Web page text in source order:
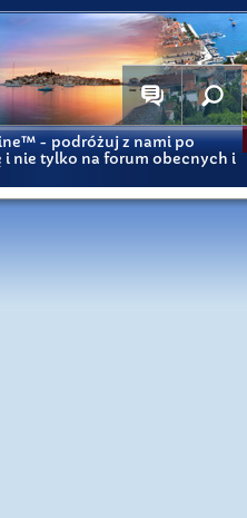
- podróżuj z nami po
i nie tylko na forum obecnych i